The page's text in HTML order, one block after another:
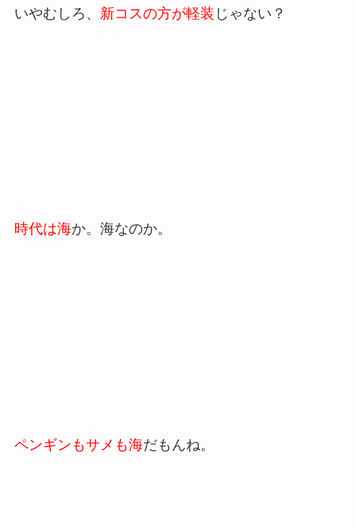
いやむしろ、 新コスの方が軽装 じゃない？
時代は海か。海なのか。
ペンギンもサメも海だもんね。